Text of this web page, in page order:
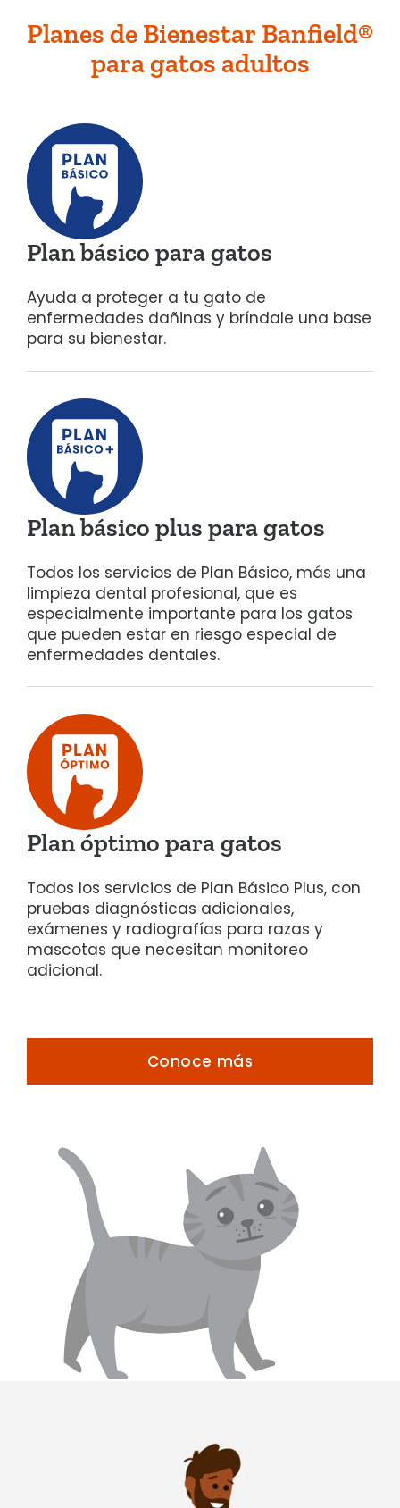
Planes de Bienestar Banfield®
para gatos adultos
Plan básico para gatos
Ayuda a proteger a tu gato de
enfermedades dañinas y bríndale una base
para su bienestar.
Plan básico plus para gatos
Todos los servicios de Plan Básico, más una
limpieza dental profesional, que es
especialmente importante para los gatos
que pueden estar en riesgo especial de
enfermedades dentales.
Plan óptimo para gatos
Todos los servicios de Plan Básico Plus, con
pruebas diagnósticas adicionales,
exámenes y radiografías para razas y
mascotas que necesitan monitoreo
adicional.
Conoce más